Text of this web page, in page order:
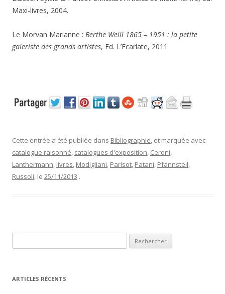
Maxi-livres, 2004.
Le Morvan Marianne : Berthe Weill 1865 – 1951 : la petite
galeriste des grands artistes, Ed. L’Ecarlate, 2011
Cette entrée a été publiée dans Bibliographie, et marquée avec
catalogue raisonné, catalogues d'exposition, Ceroni,
Lanthermann, livres, Modigliani, Parisot, Patani, Pfannsteil,
Russoli, le 25/11/2013 .
e
h
ARTICLES RÉCENTS